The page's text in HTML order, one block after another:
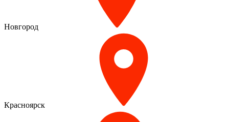
Новгород
Красноярск